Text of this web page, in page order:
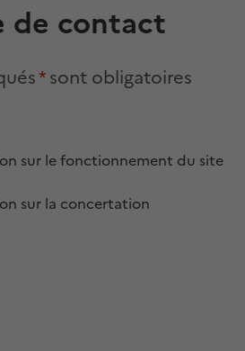
de contact
*sont obligatoires
sur le fonctionnement du site
sur la concertation